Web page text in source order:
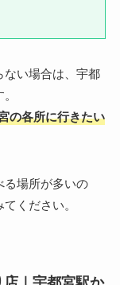
ない場合は、宇都
の各所に行きたい
る場所が多いの
ください。